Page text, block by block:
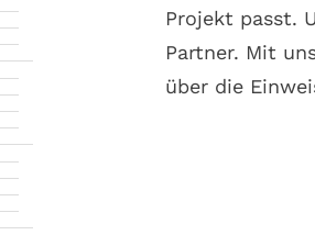
Projekt passt.
Partner. Mit
über die